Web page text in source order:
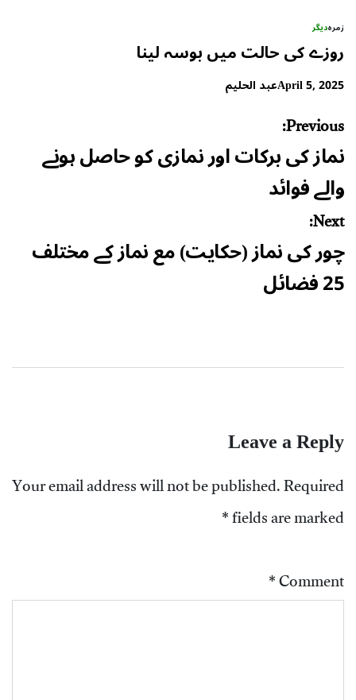
زمرہدیگر
روزے کی حالت میں بوسہ لینا
April 5, 2025عبد الحلیم
Post
navigation
Previous:
نماز کی برکات اور نمازی کو حاصل ہونے
والے فوائد
Next:
چور کی نماز (حکایت) مع نماز کے مختلف
25 فضائل
Leave a Reply
Your email address will not be published.Required
fields are marked
*
Comment
*